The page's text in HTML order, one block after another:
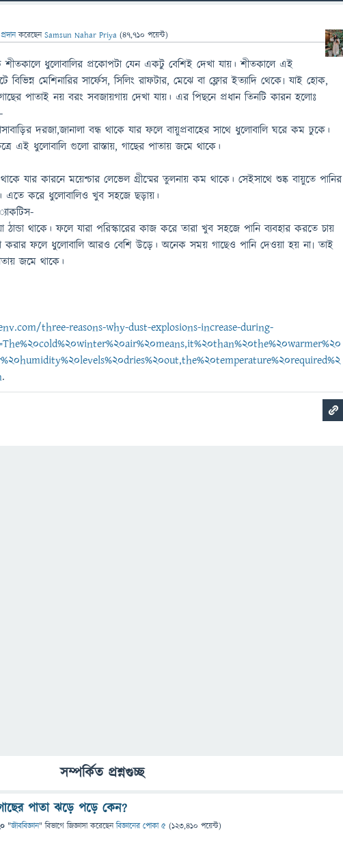
করেছেনSamsun Nahar Priya (47,710 পয়েন্ট)
শীতকালে ধুলোবালির প্রকোপটা যেন একটু বেশিই দেখা যায়। শীতকালে এই
বিভিন্ন মেশিনারির সার্ফেস, সিলিং রাফটার, মেঝে বা ফ্লোর ইত্যাদি থেকে৷ যাই হোক,
পাতাই নয় বরং সবজায়গায় দেখা যায়। এর পিছনে প্রধান তিনটি কারন হলোঃ
দরজা,জানালা বন্ধ থাকে যার ফলে বায়ুপ্রবাহের সাথে ধুলোবালি ঘরে কম ঢুকে।
এই ধুলোবালি গুলো রাস্তায়, গাছের পাতায় জমে থাকে।
যার কারনে ময়েশ্চার লেভেল গ্রীষ্মের তুলনায় কম থাকে। সেইসাথে শুষ্ক বায়ুতে পানির
এতে করে ধুলোবালিও খুব সহজে ছড়ায়।
থাকে। ফলে যারা পরিস্কারের কাজ করে তারা খুব সহজে পানি ব্যবহার করতে চায়
করার ফলে ধুলোবালি আরও বেশি উড়ে। অনেক সময় গাছেও পানি দেওয়া হয় না৷ তাই
জমে থাকে।
three-reasons-why-dust-explosions-increase-during-
.
সম্পর্কিত প্রশ্নগুচ্ছ
পাতা ঝড়ে পড়ে কেন?
"জীববিজ্ঞান" বিভাগে জিজ্ঞাসাকরেছেনবিজ্ঞানের পোকা ৫ (123,410 পয়েন্ট)